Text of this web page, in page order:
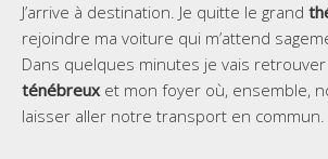
J’arrive à destination. Je quitte le grand
rejoindre ma voiture qui m’attend
Dans quelques minutes je vais
ténébreuxet mon foyer où, ensemble,
laisser aller notre transport en commun.